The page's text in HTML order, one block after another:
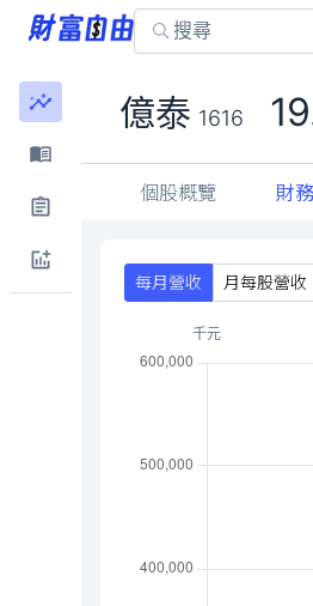
億泰 1616
個股概覽 財
每月營收 月每股營收